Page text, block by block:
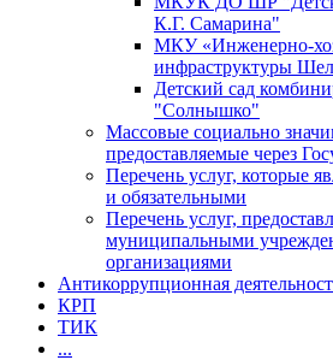
К.Г. Самарина"
МКУ «Инженерно-
инфраструктуры
Детский сад
"Солнышко"
Массовые социально
предоставляемые через
Перечень услуг, которые
и обязательными
Перечень услуг,
муниципальными
организациями
Антикоррупционная
КРП
ТИК
...